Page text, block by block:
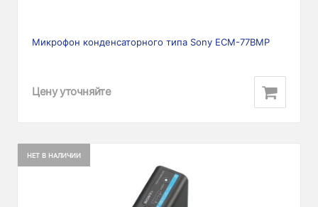
Микрофон конденсаторного типа Sony ECM-77BMP
Цену уточняйте
НЕТ В НАЛИЧИИ